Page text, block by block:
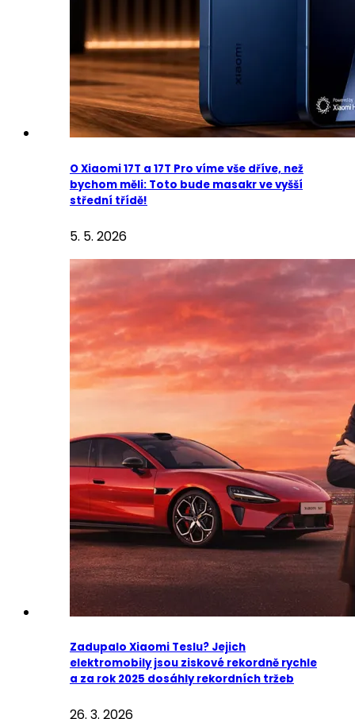
O Xiaomi 17T a 17T Pro víme vše dříve, než
bychom měli: Toto bude masakr ve vyšší
střední třídě!
5. 5. 2026
Zadupalo Xiaomi Teslu? Jejich
elektromobily jsou ziskové rekordně rychle
a za rok 2025 dosáhly rekordních tržeb
26. 3. 2026